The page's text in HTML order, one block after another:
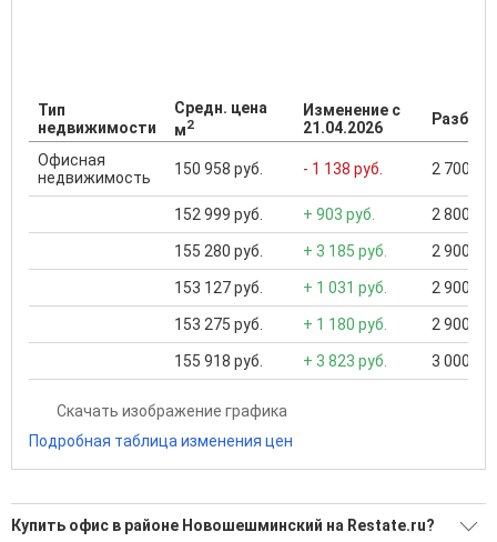
Тип
недвижимости
Средн. цена
м2
Изменение с
21.04.2026
Офисная
недвижимость
150 958 руб. - 1 138 руб. 2 700
152 999 руб. + 903 руб. 2 800
155 280 руб. + 3 185 руб. 2 900
153 127 руб. + 1 031 руб. 2 900
153 275 руб. + 1 180 руб. 2 900
155 918 руб. + 3 823 руб. 3 000
Скачать изображение графика
Подробная таблица изменения цен
Купить офис в районе Новошешминский на Restate.ru?